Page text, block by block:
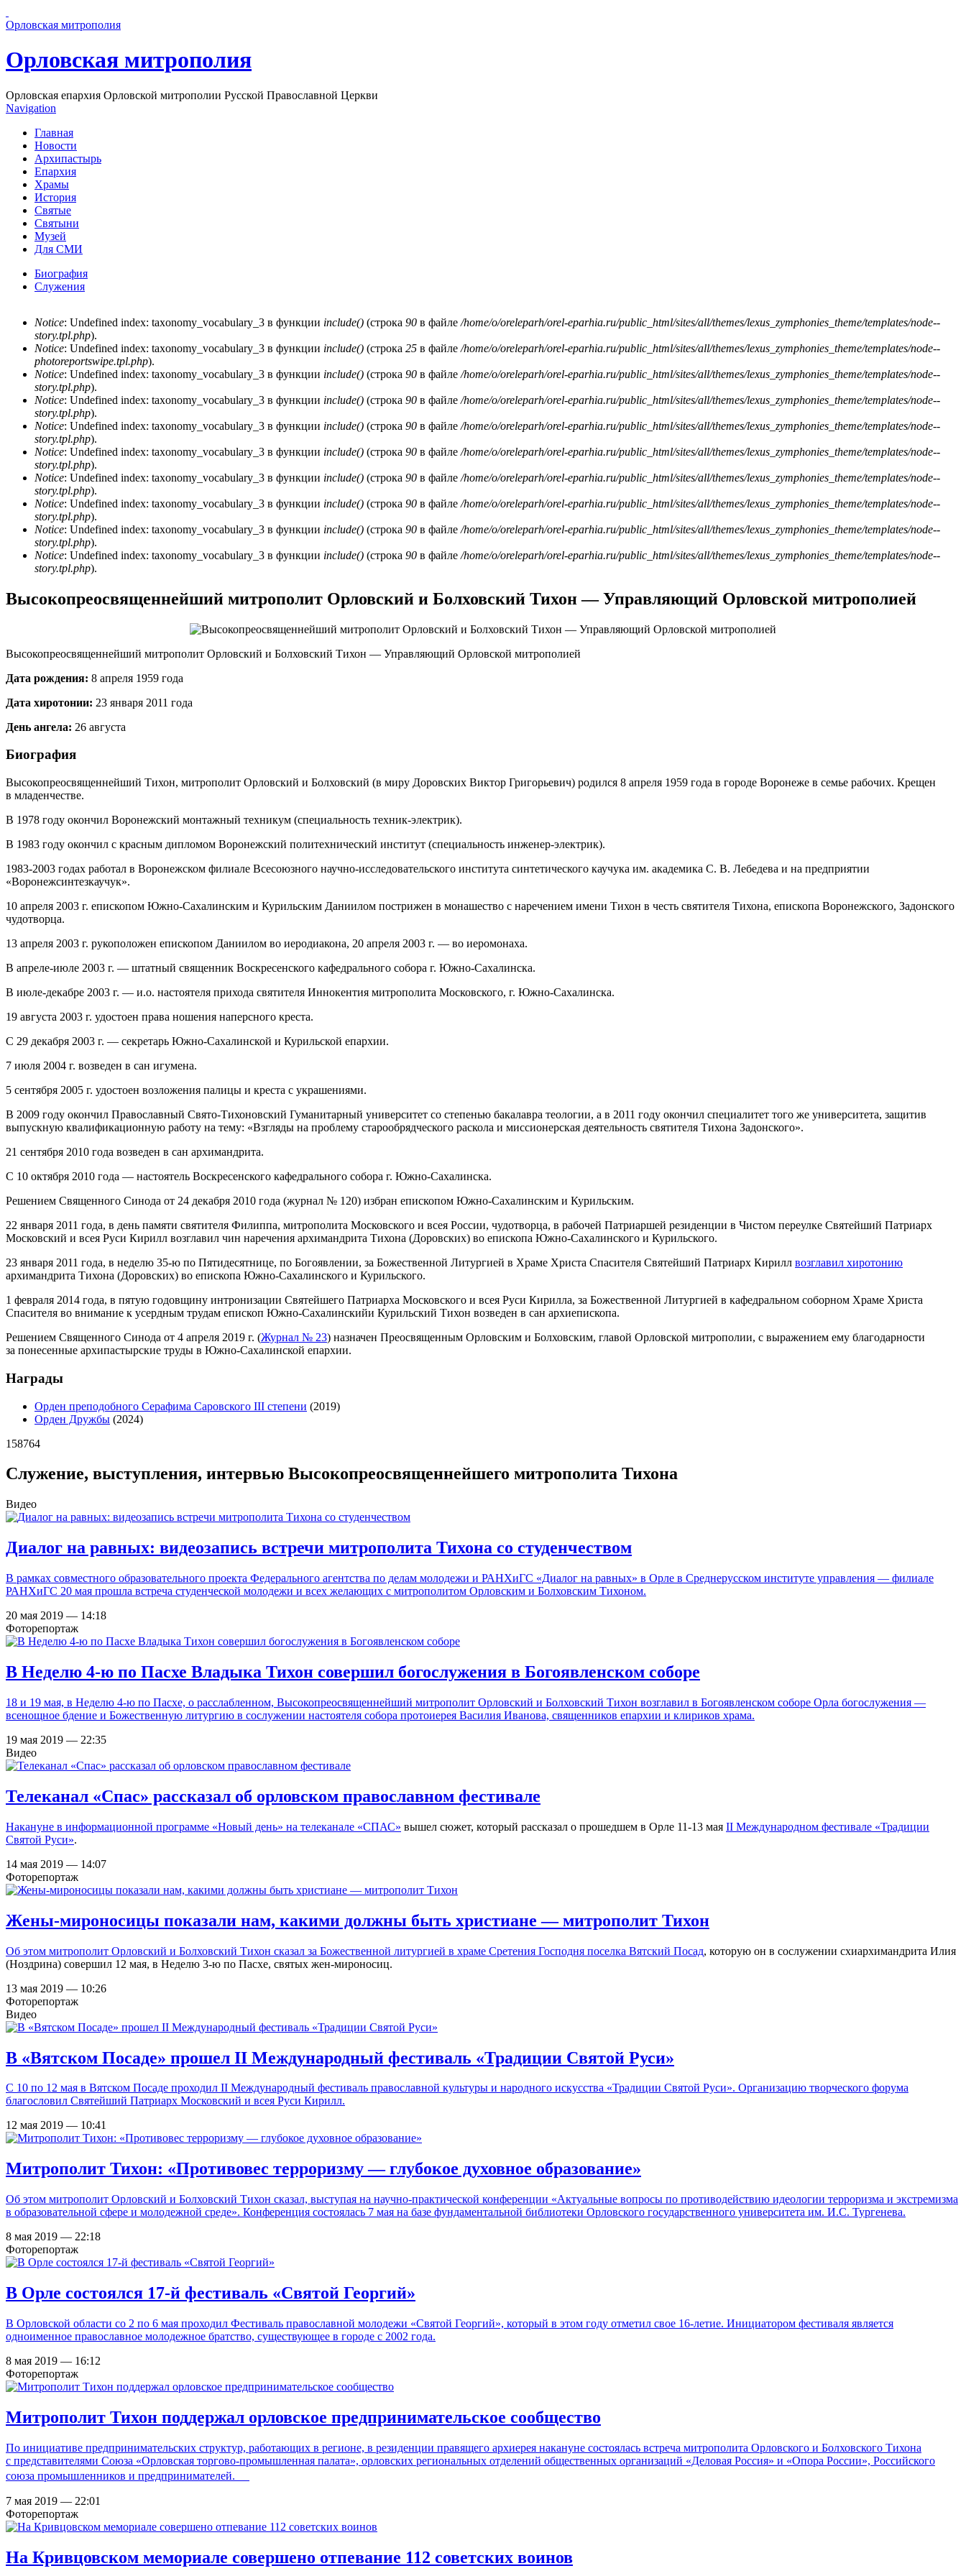
Орловская митрополия
Орловская митрополия
Орловская епархия Орловской митрополии Русской Православной Церкви
Navigation
Главная
Новости
Архипастырь
Епархия
Храмы
История
Святые
Святыни
Музей
Для СМИ
Биография
Служения
Сообщение об ошибке
Notice: Undefined index: taxonomy_vocabulary_3 в функции include() (строка 90 в файле /home/o/oreleparh/orel-eparhia.ru/public_html/sites/all/themes/lexus_zymphonies_theme/templates/node--
story.tpl.php).
Notice: Undefined index: taxonomy_vocabulary_3 в функции include() (строка 25 в файле /home/o/oreleparh/orel-eparhia.ru/public_html/sites/all/themes/lexus_zymphonies_theme/templates/node--
photoreportswipe.tpl.php).
Notice: Undefined index: taxonomy_vocabulary_3 в функции include() (строка 90 в файле /home/o/oreleparh/orel-eparhia.ru/public_html/sites/all/themes/lexus_zymphonies_theme/templates/node--
story.tpl.php).
Notice: Undefined index: taxonomy_vocabulary_3 в функции include() (строка 90 в файле /home/o/oreleparh/orel-eparhia.ru/public_html/sites/all/themes/lexus_zymphonies_theme/templates/node--
story.tpl.php).
Notice: Undefined index: taxonomy_vocabulary_3 в функции include() (строка 90 в файле /home/o/oreleparh/orel-eparhia.ru/public_html/sites/all/themes/lexus_zymphonies_theme/templates/node--
story.tpl.php).
Notice: Undefined index: taxonomy_vocabulary_3 в функции include() (строка 90 в файле /home/o/oreleparh/orel-eparhia.ru/public_html/sites/all/themes/lexus_zymphonies_theme/templates/node--
story.tpl.php).
Notice: Undefined index: taxonomy_vocabulary_3 в функции include() (строка 90 в файле /home/o/oreleparh/orel-eparhia.ru/public_html/sites/all/themes/lexus_zymphonies_theme/templates/node--
story.tpl.php).
Notice: Undefined index: taxonomy_vocabulary_3 в функции include() (строка 90 в файле /home/o/oreleparh/orel-eparhia.ru/public_html/sites/all/themes/lexus_zymphonies_theme/templates/node--
story.tpl.php).
Notice: Undefined index: taxonomy_vocabulary_3 в функции include() (строка 90 в файле /home/o/oreleparh/orel-eparhia.ru/public_html/sites/all/themes/lexus_zymphonies_theme/templates/node--
story.tpl.php).
Notice: Undefined index: taxonomy_vocabulary_3 в функции include() (строка 90 в файле /home/o/oreleparh/orel-eparhia.ru/public_html/sites/all/themes/lexus_zymphonies_theme/templates/node--
story.tpl.php).
Высокопреосвященнейший митрополит Орловский и Болховский Тихон — Управляющий Орловской митрополией
Высокопреосвященнейший митрополит Орловский и Болховский Тихон — Управляющий Орловской митрополией
Дата рождения: 8 апреля 1959 года
Дата хиротонии: 23 января 2011 года
День ангела: 26 августа
Биография
Высокопреосвященнейший Тихон, митрополит Орловский и Болховский (в миру Доровских Виктор Григорьевич) родился 8 апреля 1959 года в городе Воронеже в семье рабочих. Крещен
в младенчестве.
В 1978 году окончил Воронежский монтажный техникум (специальность техник‐электрик).
В 1983 году окончил с красным дипломом Воронежский политехнический институт (специальность инженер-электрик).
1983-2003 годах работал в Воронежском филиале Всесоюзного научно-исследовательского института синтетического каучука им. академика С. В. Лебедева и на предприятии
«Воронежсинтезкаучук».
10 апреля 2003 г. епископом Южно‐Сахалинским и Курильским Даниилом пострижен в монашество с наречением имени Тихон в честь святителя Тихона, епископа Воронежского, Задонского
чудотворца.
13 апреля 2003 г. рукоположен епископом Даниилом во иеродиакона, 20 апреля 2003 г. — во иеромонаха.
В апреле‐июле 2003 г. — штатный священник Воскресенского кафедрального собора г. Южно‐Сахалинска.
В июле‐декабре 2003 г. — и.о. настоятеля прихода святителя Иннокентия митрополита Московского, г. Южно‐Сахалинска.
19 августа 2003 г. удостоен права ношения наперсного креста.
С 29 декабря 2003 г. — секретарь Южно‐Сахалинской и Курильской епархии.
7 июля 2004 г. возведен в сан игумена.
5 сентября 2005 г. удостоен возложения палицы и креста с украшениями.
В 2009 году окончил Православный Свято-Тихоновский Гуманитарный университет со степенью бакалавра теологии, а в 2011 году окончил специалитет того же университета, защитив
выпускную квалификационную работу на тему: «Взгляды на проблему старообрядческого раскола и миссионерская деятельность святителя Тихона Задонского».
21 сентября 2010 года возведен в сан архимандрита.
С 10 октября 2010 года — настоятель Воскресенского кафедрального собора г. Южно‐Сахалинска.
Решением Священного Синода от 24 декабря 2010 года (журнал № 120) избран епископом Южно‐Сахалинским и Курильским.
22 января 2011 года, в день памяти святителя Филиппа, митрополита Московского и всея России, чудотворца, в рабочей Патриаршей резиденции в Чистом переулке Святейший Патриарх
Московский и всея Руси Кирилл возглавил чин наречения архимандрита Тихона (Доровских) во епископа Южно‐Сахалинского и Курильского.
23 января 2011 года, в неделю 35-ю по Пятидесятнице, по Богоявлении, за Божественной Литургией в Храме Христа Спасителя Святейший Патриарх Кирилл возглавил хиротонию
архимандрита Тихона (Доровских) во епископа Южно‐Сахалинского и Курильского.
1 февраля 2014 года, в пятую годовщину интронизации Святейшего Патриарха Московского и всея Руси Кирилла, за Божественной Литургией в кафедральном соборном Храме Христа
Спасителя во внимание к усердным трудам епископ Южно‐Сахалинскийи Курильский Тихон возведен в сан архиепископа.
Решением Священного Синода от 4 апреля 2019 г. (Журнал № 23) назначен Преосвященным Орловским и Болховским, главой Орловской митрополии, с выражением ему благодарности
за понесенные архипастырские труды в Южно-Сахалинской епархии.
Награды
Орден преподобного Серафима Саровского III степени (2019)
Орден Дружбы (2024)
158764
Служение, выступления, интервью Высокопреосвященнейшего митрополита Тихона
Видео
Диалог на равных: видеозапись встречи митрополита Тихона со студенчеством
В рамках совместного образовательного проекта Федерального агентства по делам молодежи и РАНХиГС «Диалог на равных» в Орле в Среднерусском институте управления — филиале
РАНХиГС 20 мая прошла встреча студенческой молодежи и всех желающих с митрополитом Орловским и Болховским Тихоном.
20 мая 2019 — 14:18
Фоторепортаж
В Неделю 4-ю по Пасхе Владыка Тихон совершил богослужения в Богоявленском соборе
18 и 19 мая, в Неделю 4-ю по Пасхе, о расслабленном, Высокопреосвященнейший митрополит Орловский и Болховский Тихон возглавил в Богоявленском соборе Орла богослужения —
всенощное бдение и Божественную литургию в сослужении настоятеля собора протоиерея Василия Иванова, священников епархии и клириков храма.
19 мая 2019 — 22:35
Видео
Телеканал «Спас» рассказал об орловском православном фестивале
Накануне в информационной программе «Новый день» на телеканале «СПАС» вышел сюжет, который рассказал о прошедшем в Орле 11-13 мая II Международном фестивале «Традиции
Святой Руси».
14 мая 2019 — 14:07
Фоторепортаж
Жены-мироносицы показали нам, какими должны быть христиане — митрополит Тихон
Об этом митрополит Орловский и Болховский Тихон сказал за Божественной литургией в храме Сретения Господня поселка Вятский Посад, которую он в сослужении схиархимандрита Илия
(Ноздрина) совершил 12 мая, в Неделю 3-ю по Пасхе, святых жен-мироносиц.
13 мая 2019 — 10:26
Фоторепортаж
Видео
В «Вятском Посаде» прошел II Международный фестиваль «Традиции Святой Руси»
С 10 по 12 мая в Вятском Посаде проходил II Международный фестиваль православной культуры и народного искусства «Традиции Святой Руси». Организацию творческого форума
благословил Святейший Патриарх Московский и всея Руси Кирилл.
12 мая 2019 — 10:41
Митрополит Тихон: «Противовес терроризму — глубокое духовное образование»
Об этом митрополит Орловский и Болховский Тихон сказал, выступая на научно-практической конференции «Актуальные вопросы по противодействию идеологии терроризма и экстремизма
в образовательной сфере и молодежной среде». Конференция состоялась 7 мая на базе фундаментальной библиотеки Орловского государственного университета им. И.С. Тургенева.
8 мая 2019 — 22:18
Фоторепортаж
В Орле состоялся 17-й фестиваль «Святой Георгий»
В Орловской области со 2 по 6 мая проходил Фестиваль православной молодежи «Святой Георгий», который в этом году отметил свое 16-летие. Инициатором фестиваля является
одноименное православное молодежное братство, существующее в городе с 2002 года.
8 мая 2019 — 16:12
Фоторепортаж
Митрополит Тихон поддержал орловское предпринимательское сообщество
По инициативе предпринимательских структур, работающих в регионе, в резиденции правящего архиерея накануне состоялась встреча митрополита Орловского и Болховского Тихона
с представителями Союза «Орловская торгово-промышленная палата», орловских региональных отделений общественных организаций «Деловая Россия» и «Опора России», Российского
союза промышленников и предпринимателей.
7 мая 2019 — 22:01
Фоторепортаж
На Кривцовском мемориале совершено отпевание 112 советских воинов